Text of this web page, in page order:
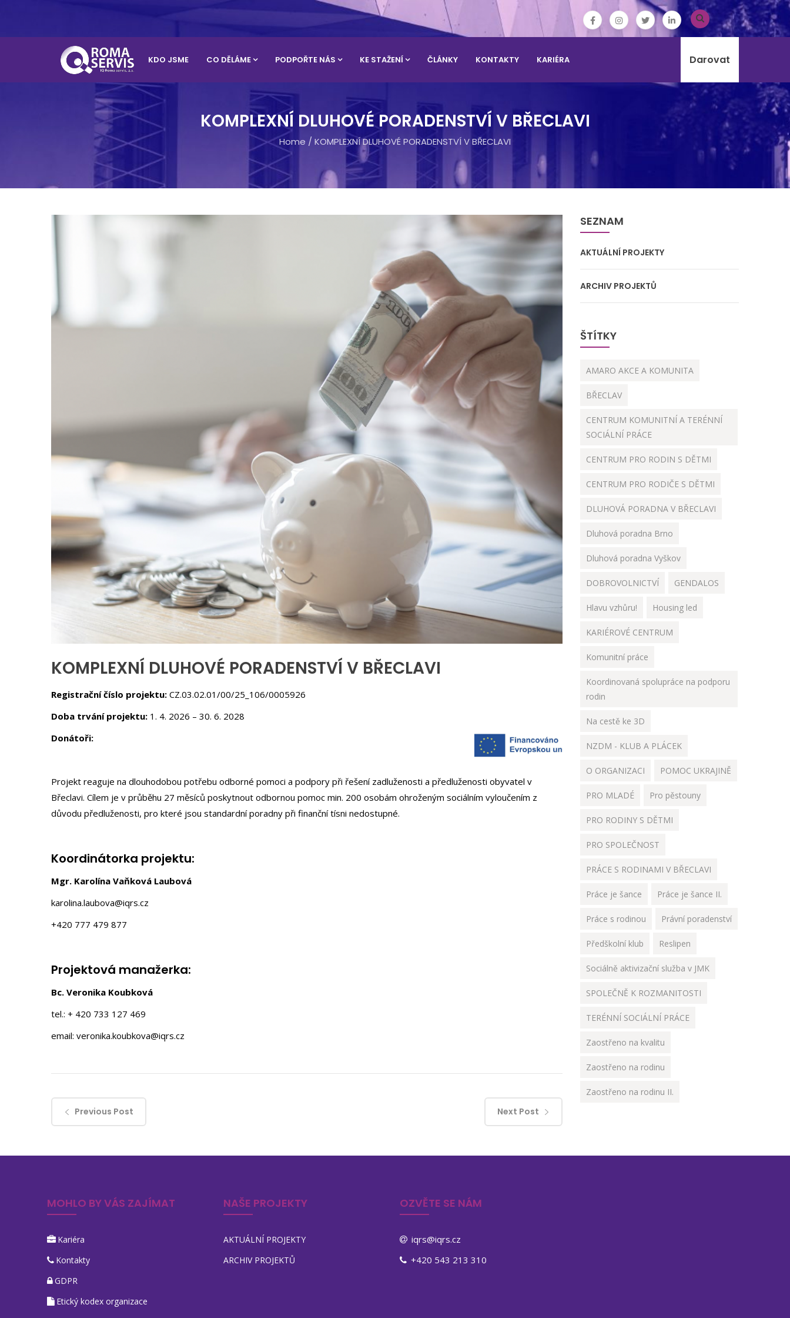
KDO JSME CO DĚLÁME PODPOŘTE NÁS KE STAŽENÍ ČLÁNKY KONTAKTY KARIÉRA Darovat
KOMPLEXNÍ DLUHOVÉ PORADENSTVÍ V BŘECLAVI
Home / KOMPLEXNÍ DLUHOVÉ PORADENSTVÍ V BŘECLAVI
KOMPLEXNÍ DLUHOVÉ PORADENSTVÍ V BŘECLAVI
Registrační číslo projektu: CZ.03.02.01/00/25_106/0005926
Doba trvání projektu: 1. 4. 2026 – 30. 6. 2028
Donátoři:
Projekt reaguje na dlouhodobou potřebu odborné pomoci a podpory při řešení zadluženosti a předluženosti obyvatel v
Břeclavi. Cílem je v průběhu 27 měsíců poskytnout odbornou pomoc min. 200 osobám ohroženým sociálním vyloučením z
důvodu předluženosti, pro které jsou standardní poradny při finanční tísni nedostupné.
Koordinátorka projektu:
Mgr. Karolína Vaňková Laubová
karolina.laubova@iqrs.cz
+420 777 479 877
Projektová manažerka:
Bc. Veronika Koubková
tel.: + 420 733 127 469
email: veronika.koubkova@iqrs.cz
Previous Post Next Post
SEZNAM
AKTUÁLNÍ PROJEKTY
ARCHIV PROJEKTŮ
ŠTÍTKY
AMARO AKCE A KOMUNITA
BŘECLAV
CENTRUM KOMUNITNÍ A TERÉNNÍ
SOCIÁLNÍ PRÁCE
CENTRUM PRO RODIN S DĚTMI
CENTRUM PRO RODIČE S DĚTMI
DLUHOVÁ PORADNA V BŘECLAVI
Dluhová poradna Brno
Dluhová poradna Vyškov
DOBROVOLNICTVÍ GENDALOS
Hlavu vzhůru! Housing led
KARIÉROVÉ CENTRUM
Komunitní práce
Koordinovaná spolupráce na podporu
rodin
Na cestě ke 3D
NZDM - KLUB A PLÁCEK
O ORGANIZACI POMOC UKRAJINĚ
PRO MLADÉ Pro pěstouny
PRO RODINY S DĚTMI
PRO SPOLEČNOST
PRÁCE S RODINAMI V BŘECLAVI
Práce je šance Práce je šance II.
Práce s rodinou Právní poradenství
Předškolní klub Reslipen
Sociálně aktivizační služba v JMK
SPOLEČNĚ K ROZMANITOSTI
TERÉNNÍ SOCIÁLNÍ PRÁCE
Zaostřeno na kvalitu
Zaostřeno na rodinu
Zaostřeno na rodinu II.
MOHLO BY VÁS ZAJÍMAT
Kariéra
Kontakty
GDPR
Etický kodex organizace
NAŠE PROJEKTY
AKTUÁLNÍ PROJEKTY
ARCHIV PROJEKTŮ
OZVĚTE SE NÁM
iqrs@iqrs.cz
+420 543 213 310